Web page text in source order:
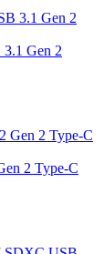
Gen 2
2 Type-C